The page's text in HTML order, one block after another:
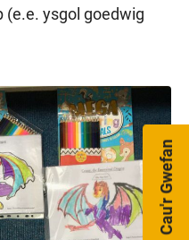
(e.e. ysgol goedwig
Cau'r Gwefan